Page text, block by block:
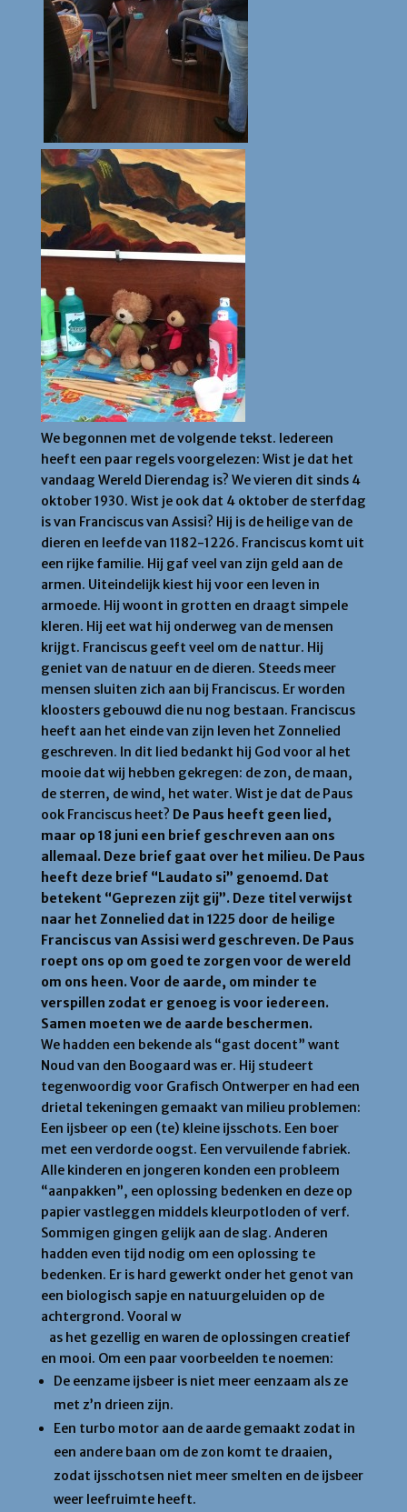
We begonnen met de volgende tekst. Iedereen
heeft een paar regels voorgelezen: Wist je dat het
vandaag Wereld Dierendag is? We vieren dit sinds 4
oktober 1930. Wist je ook dat 4 oktober de sterfdag
is van Franciscus van Assisi? Hij is de heilige van de
dieren en leefde van 1182-1226. Franciscus komt uit
een rijke familie. Hij gaf veel van zijn geld aan de
armen. Uiteindelijk kiest hij voor een leven in
armoede. Hij woont in grotten en draagt simpele
kleren. Hij eet wat hij onderweg van de mensen
krijgt. Franciscus geeft veel om de nattur. Hij
geniet van de natuur en de dieren. Steeds meer
mensen sluiten zich aan bij Franciscus. Er worden
kloosters gebouwd die nu nog bestaan. Franciscus
heeft aan het einde van zijn leven het Zonnelied
geschreven. In dit lied bedankt hij God voor al het
mooie dat wij hebben gekregen: de zon, de maan,
de sterren, de wind, het water. Wist je dat de Paus
ook Franciscus heet? De Paus heeft geen lied,
maar op 18 juni een brief geschreven aan ons
allemaal. Deze brief gaat over het milieu. De Paus
heeft deze brief “Laudato si” genoemd. Dat
betekent “Geprezen zijt gij”. Deze titel verwijst
naar het Zonnelied dat in 1225 door de heilige
Franciscus van Assisi werd geschreven. De Paus
roept ons op om goed te zorgen voor de wereld
om ons heen. Voor de aarde, om minder te
verspillen zodat er genoeg is voor iedereen.
Samen moeten we de aarde beschermen.
We hadden een bekende als “gast docent” want
Noud van den Boogaard was er. Hij studeert
tegenwoordig voor Grafisch Ontwerper en had een
drietal tekeningen gemaakt van milieu problemen:
Een ijsbeer op een (te) kleine ijsschots. Een boer
met een verdorde oogst. Een vervuilende fabriek.
Alle kinderen en jongeren konden een probleem
“aanpakken”, een oplossing bedenken en deze op
papier vastleggen middels kleurpotloden of verf.
Sommigen gingen gelijk aan de slag. Anderen
hadden even tijd nodig om een oplossing te
bedenken. Er is hard gewerkt onder het genot van
een biologisch sapje en natuurgeluiden op de
achtergrond. Vooral w
as het gezellig en waren de oplossingen creatief
en mooi. Om een paar voorbeelden te noemen:
De eenzame ijsbeer is niet meer eenzaam als ze
met z’n drieen zijn.
Een turbo motor aan de aarde gemaakt zodat in
een andere baan om de zon komt te draaien,
zodat ijsschotsen niet meer smelten en de ijsbeer
weer leefruimte heeft.